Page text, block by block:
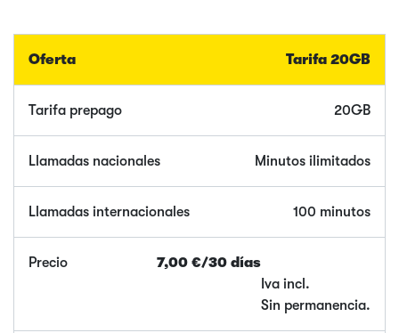
Tarifa 20GB
20GB
Minutos ilimitados
100 minutos
7,00 €/30 días
Iva incl.
Sin permanencia.